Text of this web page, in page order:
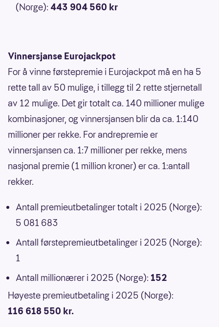
(Norge): 443 904 560 kr
Vinnersjanse Eurojackpot
For å vinne førstepremie i Eurojackpot må en ha 5
rette tall av 50 mulige, i tillegg til 2 rette stjernetall
av 12 mulige. Det gir totalt ca. 140 millioner mulige
kombinasjoner, og vinnersjansen blir da ca. 1:140
millioner per rekke. For andrepremie er
vinnersjansen ca. 1:7 millioner per rekke, mens
nasjonal premie (1 million kroner) er ca. 1:antall
rekker.
Antall premieutbetalinger totalt i 2025 (Norge):
5 081 683
Antall førstepremieutbetalinger i 2025 (Norge):
1
Antall millionærer i 2025 (Norge): 152
Høyeste premieutbetaling i 2025 (Norge):
116 618 550 kr.